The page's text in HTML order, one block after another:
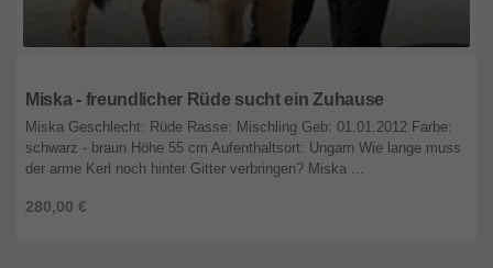
Miska - freundlicher Rüde sucht ein Zuhause
280,00 €
Miska Geschlecht: Rüde Rasse: Mischling Geb: 01.01.2012 Farbe:
schwarz - braun Höhe 55 cm Aufenthaltsort: Ungarn Wie lange muss
der arme Kerl noch hinter Gitter verbringen? Miska ...